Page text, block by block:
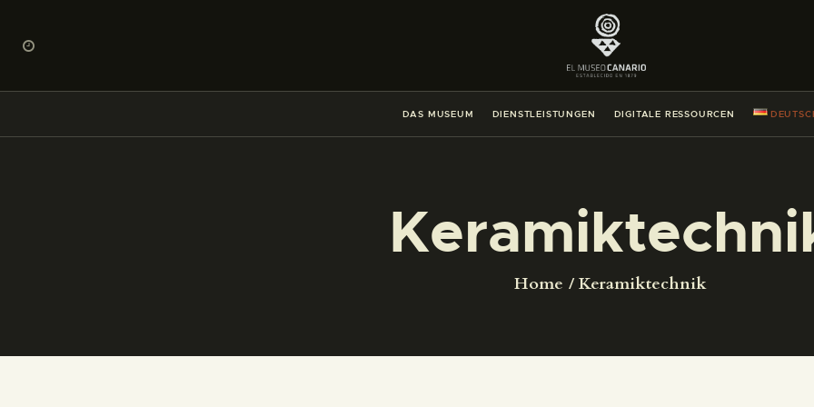
DAS MUSEUM DIENSTLEISTUNGEN DIGITALE RESSOURCEN
Home Keramiktechnik
DIENSTLEISTUNGEN
DIGITALE RESSOURCEN
DAS MUSEUM